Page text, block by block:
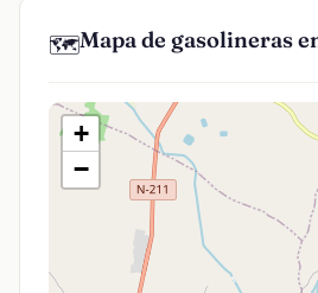
🗺️Mapa de gasolineras
+
−